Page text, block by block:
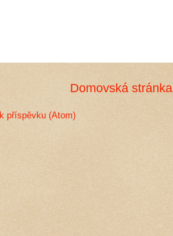
Domovská stránka
příspěvku (Atom)